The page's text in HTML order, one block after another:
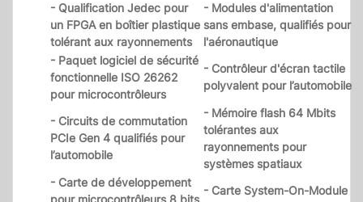
- Qualification Jedec pour
un FPGA en boîtier plastique
tolérant aux rayonnements
- Modules d'alimentation
sans embase, qualifiés pour
l'aéronautique
- Paquet logiciel de sécurité
fonctionnelle ISO 26262
pour microcontrôleurs
- Contrôleur d'écran tactile
polyvalent pour l’automobile
- Circuits de commutation
PCIe Gen 4 qualifiés pour
l’automobile
- Mémoire flash 64 Mbits
tolérantes aux
rayonnements pour
systèmes spatiaux
- Carte de développement
pour microcontrôleurs 8 bits
- Carte System-On-Module